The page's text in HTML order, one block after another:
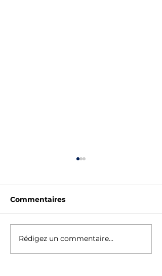
SAUV'STAGE - ÉTÉ
Commentaires
Rédigez un commentaire...